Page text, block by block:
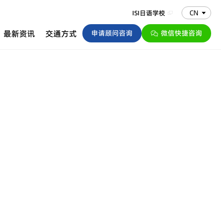
ISI日语学校 CN
最新资讯 交通方式 申请顾问咨询 微信快捷咨询